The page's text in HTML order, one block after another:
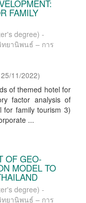
FAMILY
degree) -
ทยานิพนธ์ – การ
25/11/2022)
of themed hotel for
factor analysis of
for family tourism 3)
...
OF GEO-
MODEL TO
degree) -
ทยานิพนธ์ – การ